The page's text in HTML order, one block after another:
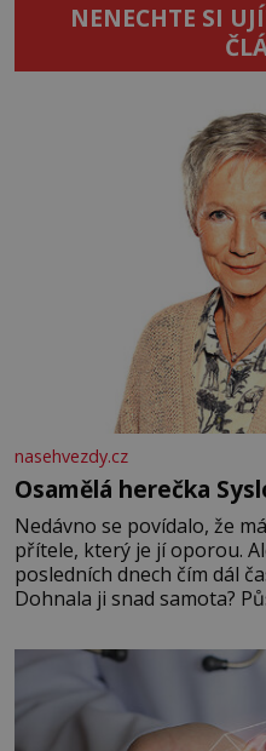
NENECHTE SI
nasehvezdy.cz
Osamělá herečka
Nedávno se povídalo, že
přítele, který je jí oporou.
posledních dnech čím dál
Dohnala ji snad samota?